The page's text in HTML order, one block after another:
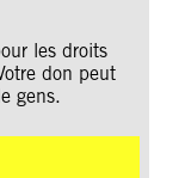
les droits
don peut
gens.